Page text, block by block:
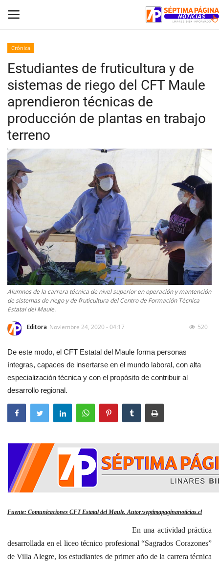
Inicio
Crónica
Policial
Tribunales
Deporte
Política
Espectáculos
Crónica
Estudiantes de fruticultura y de
sistemas de riego del CFT Maule
aprendieron técnicas de
producción de plantas en trabajo
terreno
Alumnos de la carrera técnica de nivel superior en operación y mantención
de sistemas de riego y de fruticultura del Centro de Formación Técnica
Estatal del Maule.
Editora Noviembre 24, 2020 - 04:17 520
De este modo, el CFT Estatal del Maule forma personas
íntegras, capaces de insertarse en el mundo laboral, con alta
especialización técnica y con el propósito de contribuir al
desarrollo regional.
Fuente: Comunicaciones CFT Estatal del Maule. Autor:septimapaginanoticias.cl
En una actividad práctica
desarrollada en el liceo técnico profesional “Sagrados Corazones”
de Villa Alegre, los estudiantes de primer año de la carrera técnica